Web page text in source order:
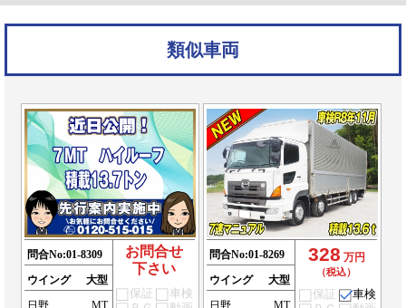
類似車両
問合No:01-8309
ウイング
大型
お問合せ
下さい
保証
車検
問合No:01-8269
ウイング
大型
328 万円
（税込）
保証
車検